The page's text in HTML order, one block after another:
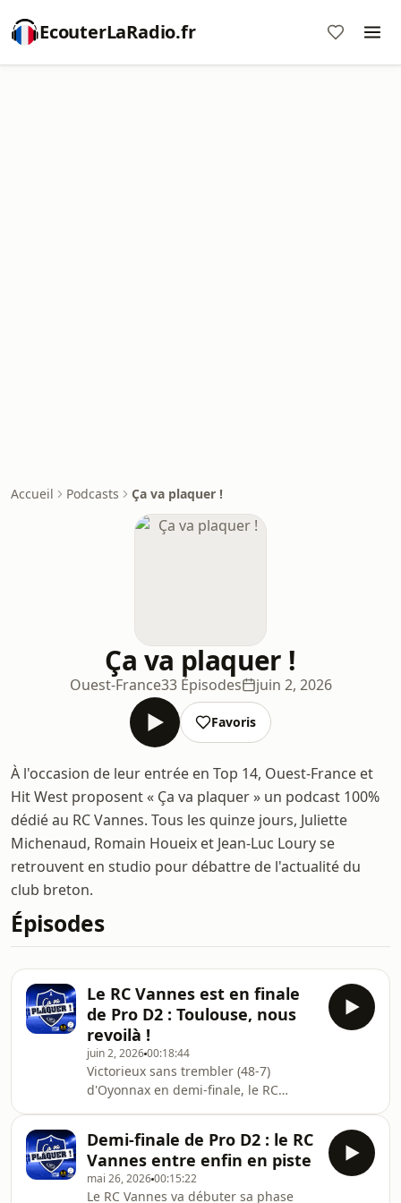
EcouterLaRadio.fr
Accueil Podcasts Ça va plaquer !
Ça va plaquer !
Ouest-France33 Épisodes juin 2, 2026
Favoris
À l'occasion de leur entrée en Top 14, Ouest-France et
Hit West proposent « Ça va plaquer » un podcast 100%
dédié au RC Vannes. Tous les quinze jours, Juliette
Michenaud, Romain Houeix et Jean-Luc Loury se
retrouvent en studio pour débattre de l'actualité du
club breton.
Épisodes
Le RC Vannes est en finale
de Pro D2 : Toulouse, nous
revoilà !
juin 2, 202600:18:44
Victorieux sans trembler (48-7)
d'Oyonnax en demi-finale, le RC
vainqueur de Colomiers. Les
journalistes d'Ouest-France, Hit West
et Océane Juliette Michenaud, Jean-
Demi-finale de Pro D2 : le RC
Vannes entre enfin en piste
mai 26, 202600:15:22
Le RC Vannes va débuter sa phase